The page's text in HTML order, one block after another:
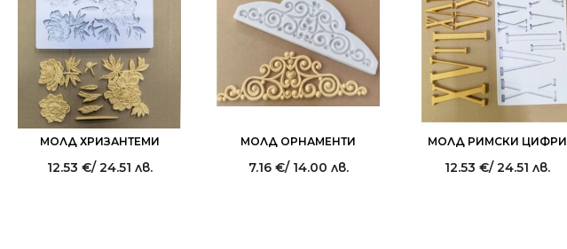
МОЛД ХРИЗАНТЕМИ
12.53 €/ 24.51 лв.
МОЛД ОРНАМЕНТИ
7.16 €/ 14.00 лв.
МОЛД РИМСКИ ЦИФРИ
12.53 €/ 24.51 лв.